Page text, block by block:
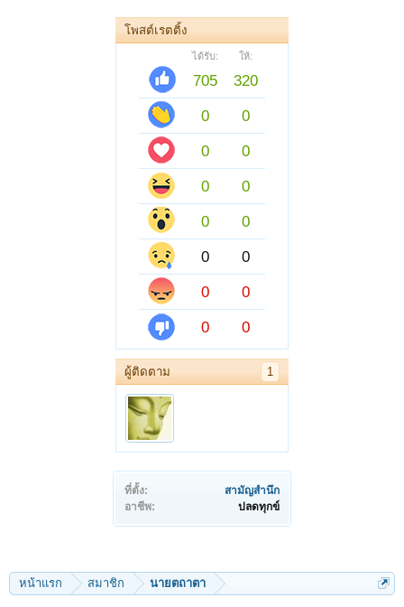
โพสต์เรตติ้ง
ได้รับ: ให้:
705
320
0
0
0
0
0
0
0
0
0
0
0
0
0
0
ผู้ติดตาม 1
ที่ตั้ง:
สามัญสำนึก
อาชีพ:
ปลดทุกข์
หน้าแรก สมาชิก นายตถาตา